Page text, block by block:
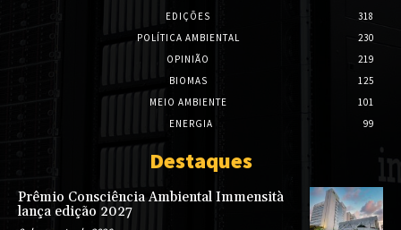
EDIÇÕES
318
POLÍTICA AMBIENTAL
230
OPINIÃO
219
BIOMAS
125
MEIO AMBIENTE
101
ENERGIA
99
Destaques
Prêmio Consciência Ambiental Immensità
lança edição 2027